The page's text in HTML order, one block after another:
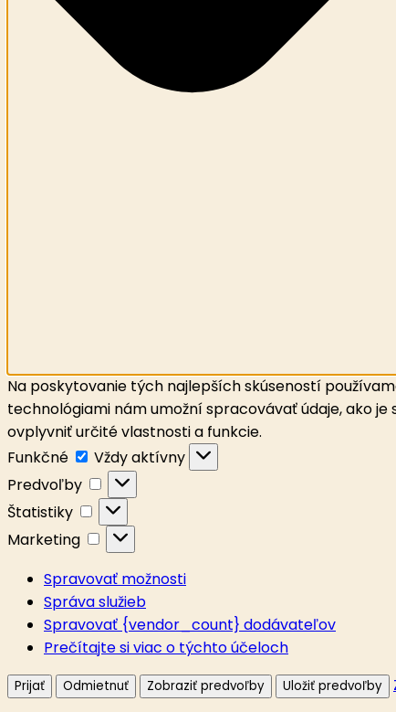
Na poskytovanie tých najlepších skúseností
technológiami nám umožní spracovávať údaje, ako
ovplyvniť určité vlastnosti a funkcie.
Funkčné
Funkčné
Vždy aktívny
Predvoľby
Predvoľby
Štatistiky
Štatistiky
Marketing
Marketing
Spravovať možnosti
Správa služieb
Spravovať {vendor_count} dodávateľov
Prečítajte si viac o týchto účeloch
Prijať Odmietnuť Zobraziť predvoľby Uložiť predvoľby